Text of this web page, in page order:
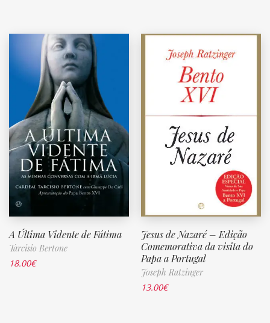
A Última Vidente de Fátima
Tarcisio Bertone
18.00€
Jesus de Nazaré – Edição
Comemorativa da visita do
Papa a Portugal
Joseph Ratzinger
13.00€